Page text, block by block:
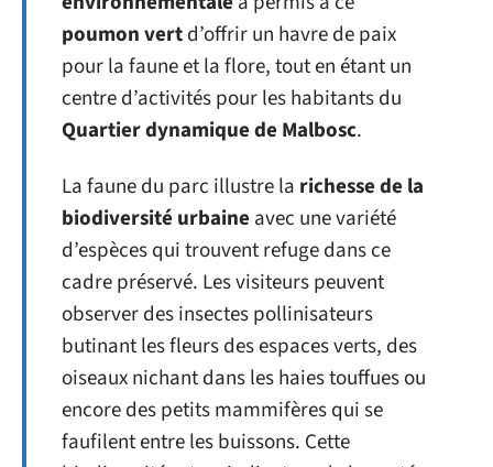
poumon vertd’offrir un havre de paix
pour la faune et la flore, tout en étant un
centre d’activités pour les habitants du
Quartier dynamique de Malbosc.
La faune du parc illustre la richesse de la
biodiversité urbaine avec une variété
d’espèces qui trouvent refuge dans ce
cadre préservé. Les visiteurs peuvent
observer des insectes pollinisateurs
butinant les fleurs des espaces verts, des
oiseaux nichant dans les haies touffues ou
encore des petits mammifères qui se
faufilent entre les buissons. Cette